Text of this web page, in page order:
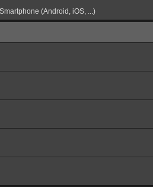
Smartphone (Android, iOS, ...)